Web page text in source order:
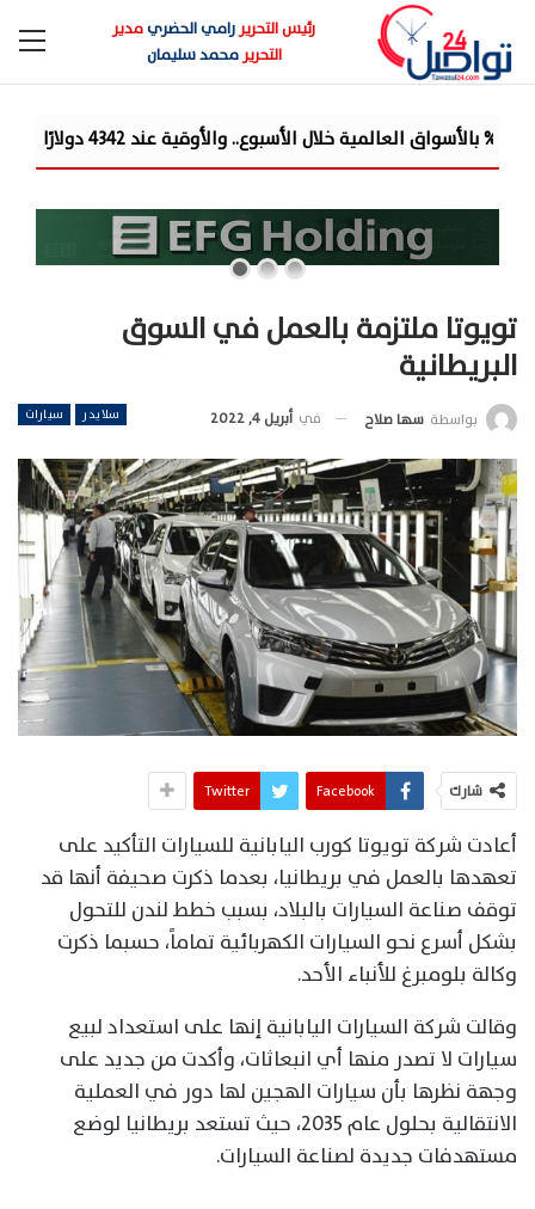
رئيس التحريررامي الحضريمدير
التحريرمحمد سليمان
شركة «Liberty Developments» تطلق أولى فعالياتها الترفيهية بمشروع «AT» في حفل ضخم للميجا ستار أحمد سع...
تويوتا ملتزمة بالعمل في السوق
البريطانية
سلايدر سيارات بواسطة سها صلاح في أبريل 4, 2022
شارك Facebook
Twitter
أعادت شركة تويوتا كورب اليابانية للسيارات التأكيد على
تعهدها بالعمل في بريطانيا، بعدما ذكرت صحيفة أنها قد
توقف صناعة السيارات بالبلاد، بسبب خطط لندن للتحول
بشكل أسرع نحو السيارات الكهربائية تماماً، حسبما ذكرت
وكالة بلومبرغ للأنباء الأحد.
وقالت شركة السيارات اليابانية إنها على استعداد لبيع
سيارات لا تصدر منها أي انبعاثات، وأكدت من جديد على
وجهة نظرها بأن سيارات الهجين لها دور في العملية
الانتقالية بحلول عام 2035، حيث تستعد بريطانيا لوضع
مستهدفات جديدة لصناعة السيارات.